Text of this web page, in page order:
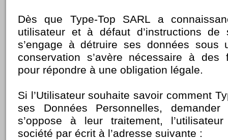
Dès que Type-Top SARL a
utilisateur et à défaut d’instructions
s’engage à détruire ses données
conservation s’avère nécessaire à des
pour répondre à une obligation légale.
Si l’Utilisateur souhaite savoir comment
ses Données Personnelles,
s’oppose à leur traitement,
société par écrit à l’adresse suivante :